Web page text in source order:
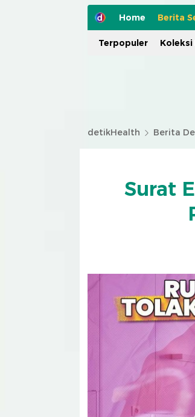
Home Berita
Terpopuler Koleksi
detikHealth Berita
Surat